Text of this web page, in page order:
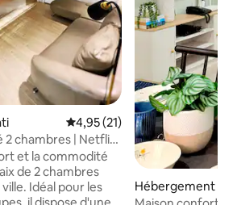
Évaluation moyenne sur la
4,95 (21)
chambres | Netflix,
et la commodité
de 2 chambres
Idéal pour les
Hébergement ⋅